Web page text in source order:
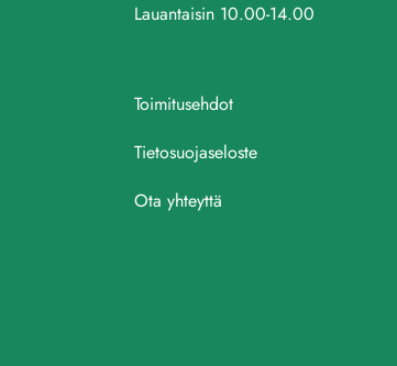
Lauantaisin 10.00-14.00
Toimitusehdot
Tietosuojaseloste
Ota yhteyttä